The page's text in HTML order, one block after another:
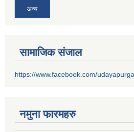
अन्य
सामाजिक संजाल
https://www.facebook.com/
नमुना फारमहरु